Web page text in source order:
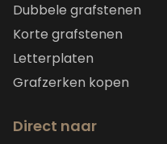
Dubbele grafstenen
Korte grafstenen
Letterplaten
Grafzerken kopen
Direct naar